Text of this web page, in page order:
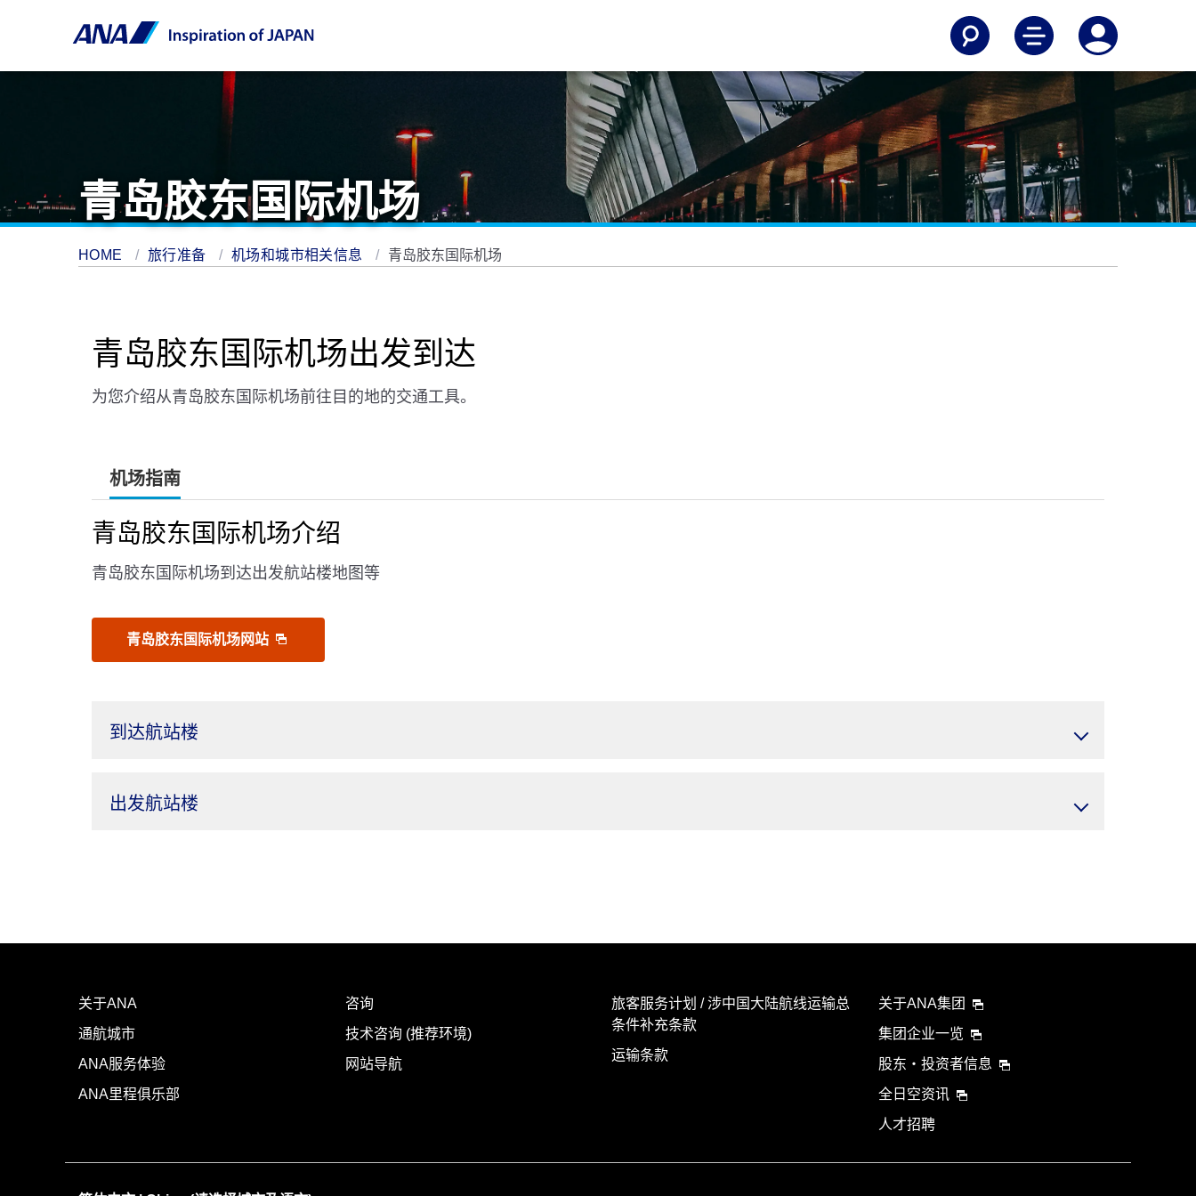
青岛胶东国际机场
HOME 旅行准备 机场和城市相关信息 青岛胶东国际机场
青岛胶东国际机场出发到达
为您介绍从青岛胶东国际机场前往目的地的交通工具。
机场指南
青岛胶东国际机场介绍
青岛胶东国际机场到达出发航站楼地图等
青岛胶东国际机场网站
到达航站楼
出发航站楼
关于ANA
通航城市
ANA服务体验
ANA里程俱乐部
咨询
技术咨询 (推荐环境)
网站导航
旅客服务计划 / 涉中国大陆航线运输总
条件补充条款
运输条款
关于ANA集团
集团企业一览
股东・投资者信息
全日空资讯
人才招聘